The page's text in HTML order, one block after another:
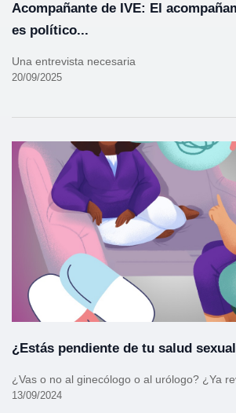
Acompañante de IVE: El
es político...
Una entrevista necesaria
20/09/2025
¿Estás pendiente de tu salud
¿Vas o no al ginecólogo o al urólogo? ¿Ya
13/09/2024